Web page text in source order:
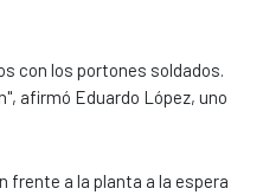
con los portones soldados.
afirmó Eduardo López, uno
frente a la planta a la espera